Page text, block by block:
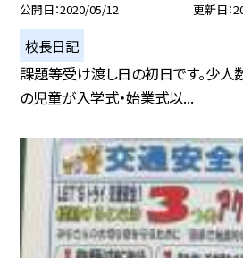
公開日 2020/05/12 更新日
校長日記
課題等受け渡し日の初日です。少人
の児童が入学式・始業式以...